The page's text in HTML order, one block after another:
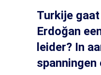
Turkije
Erdoğan
leider? In
spanningen